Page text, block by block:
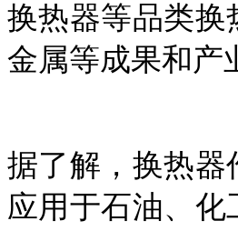
换热器等品类换
金属等成果和产
据了解，换热器
应用于石油、